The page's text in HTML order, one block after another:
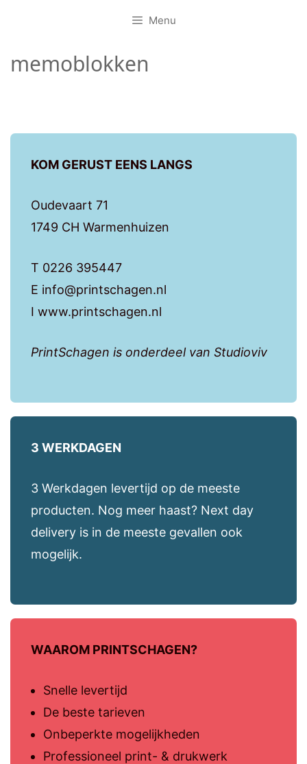
Menu
memoblokken
KOM GERUST EENS LANGS
Oudevaart 71
1749 CH Warmenhuizen
T 0226 395447
E info@printschagen.nl
I www.printschagen.nl
PrintSchagen is onderdeel van Studioviv
3 WERKDAGEN
3 Werkdagen levertijd op de meeste
producten. Nog meer haast? Next day
delivery is in de meeste gevallen ook
mogelijk.
WAAROM PRINTSCHAGEN?
Snelle levertijd
De beste tarieven
Onbeperkte mogelijkheden
Professioneel print- & drukwerk